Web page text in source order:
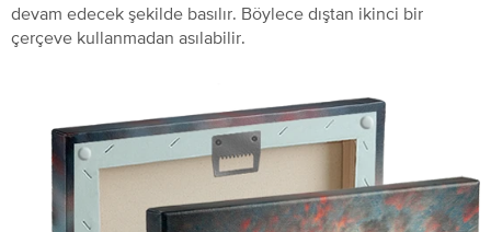
devam edecek şekilde basılır. Böylece dıştan ikinci bir
çerçeve kullanmadan asılabilir.